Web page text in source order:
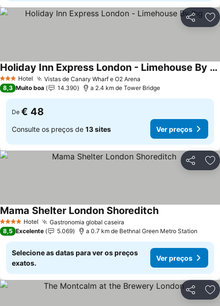
Partilhar
3 EstrelasHotel Vistas de Canary Wharf e O2 Arena
Holiday Inn Express London - Limehouse By Ihg
Ver preços
8,3 Muito boa 14.390 a 2.4 km de Tower Bridge
De € 48
Consulte os preços de 13 sites Ver preços
Partilhar
4 EstrelasHotel Gastronomia global caseira
Mama Shelter London ShoreditchVer preços
8,5 Excelente 5.069 a 0.7 km de Bethnal Green Metro Station
Selecione as datas para ver os preços
exatos.
Ver preços
Partilhar